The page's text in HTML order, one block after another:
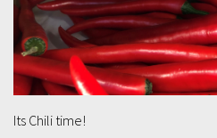
Its Chili time!